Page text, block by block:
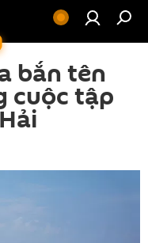
bắn tên
cuộc tập